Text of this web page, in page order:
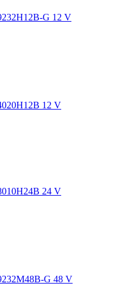
G 12 V
12 V
24 V
G 48 V